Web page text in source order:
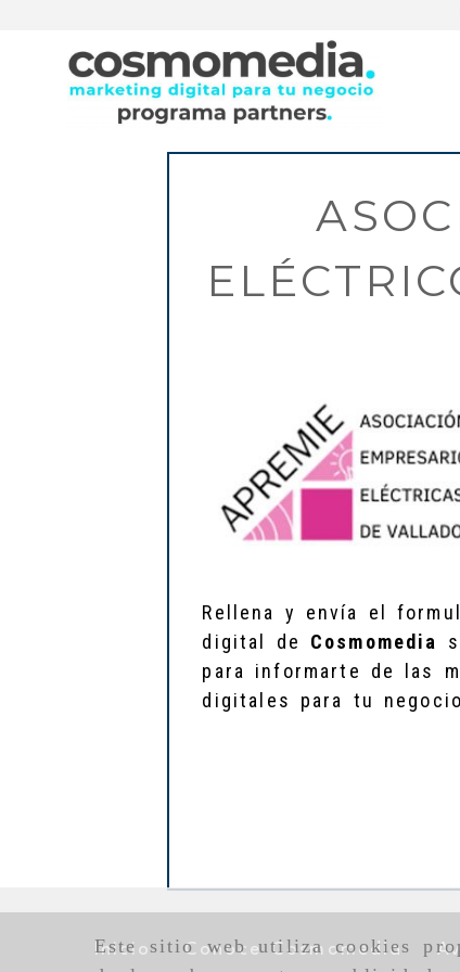
Este sitio web utiliza cookies
Rellena y envía el
digital de Cosmomedia
para informarte de las
digitales para tu
Inicio Conoce Cosmomedia